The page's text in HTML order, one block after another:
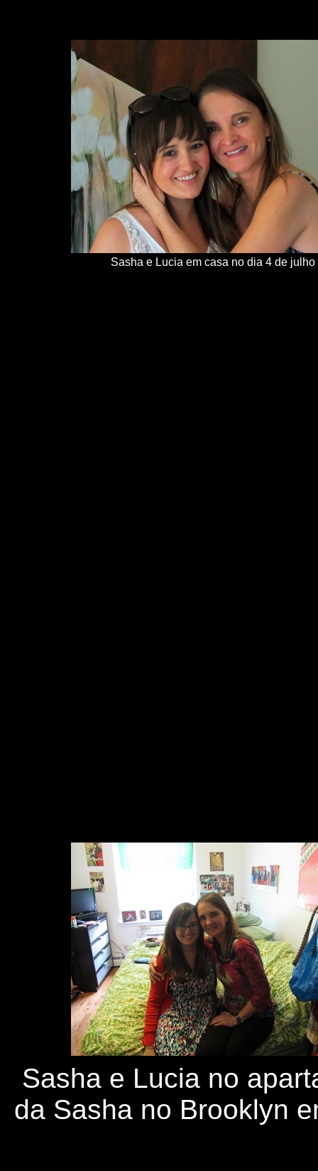
Sasha e Lucia em casa no dia 4 de julho
Sasha e Lucia no
da Sasha no Brooklyn